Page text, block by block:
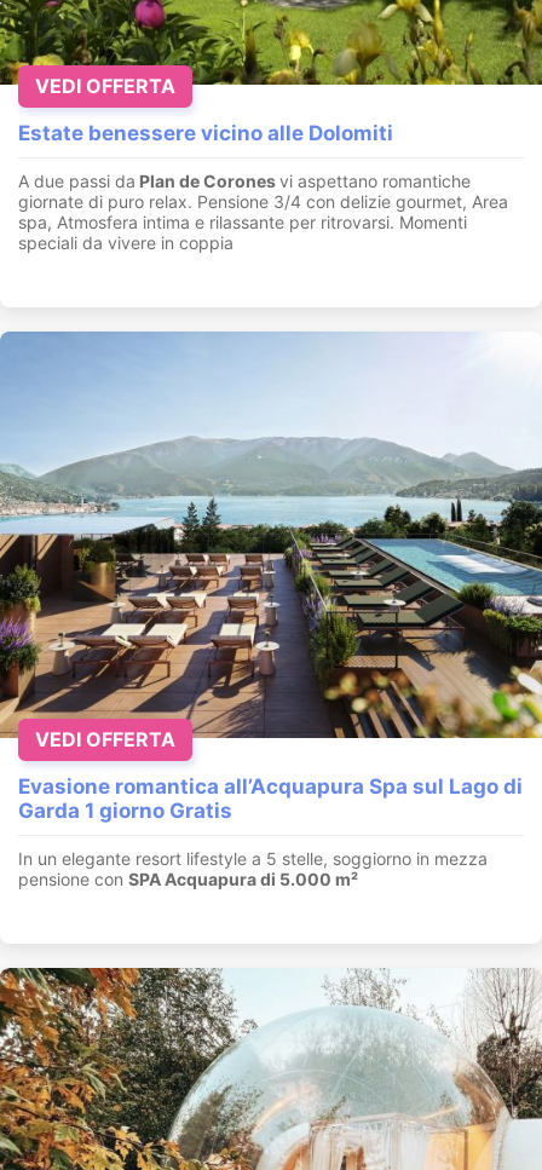
Estate benessere vicino alle Dolomiti
A due passi da Plan de Coronesvi aspettano romantiche
giornate di puro relax. Pensione 3/4 con delizie gourmet, Area
spa, Atmosfera intima e rilassante per ritrovarsi. Momenti
speciali da vivere in coppia
VEDI OFFERTA
Evasione romantica all’Acquapura Spa sul Lago di
Garda 1 giorno Gratis
In un elegante resort lifestyle a 5 stelle, soggiorno in mezza
pensione con SPA Acquapura di 5.000 m²
VEDI OFFERTA